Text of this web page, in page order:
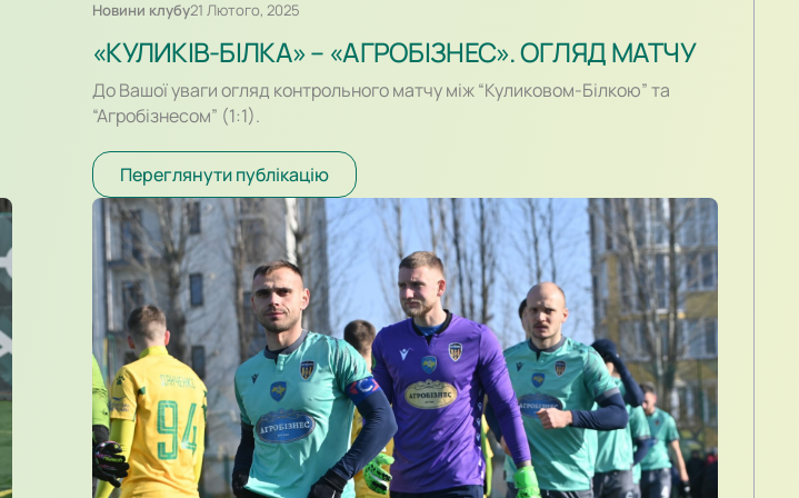
Новини клубу21 Лютого, 2025
«КУЛИКІВ-БІЛКА» – «АГРОБІЗНЕС». ОГЛЯД МАТЧУ
До Вашої уваги огляд контрольного матчу між “Куликовом-Білкою” та
“Агробізнесом” (1:1).
Переглянути публікацію